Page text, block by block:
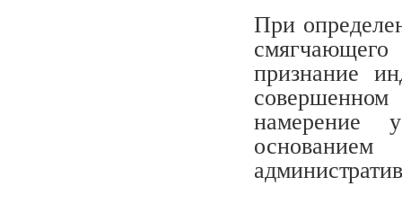
При
смягчающего
признание
намерение